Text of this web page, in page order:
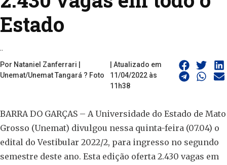
Estado
..
Por Nataniel Zanferrari |
Unemat/Unemat Tangará ? Foto
| Atualizado em
11/04/2022 às
11h38
BARRA DO GARÇAS – A Universidade do Estado de Mato
Grosso (Unemat) divulgou nessa quinta-feira (07.04) o
edital do Vestibular 2022/2, para ingresso no segundo
semestre deste ano. Esta edição oferta 2.430 vagas em